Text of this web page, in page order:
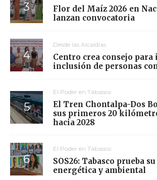
Flor del Maíz 2026 en
lanzan convocatoria
Desde las Alcaldías
Centro crea consejo
inclusión de personas
El Poder en Tabasco
El Tren Chontalpa-Dos
sus primeros 20
hacia 2028
El Poder en Tabasco
SOS26: Tabasco prueba
energética y ambiental